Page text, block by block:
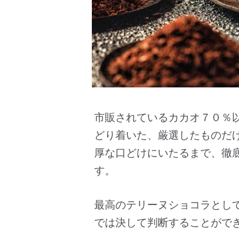
市販されているカカオ７０％
どり着いた、厳選したものだ
厚な口どけにいたるまで、徹
す。
最高のテリーヌショコラとし
では決して判断することがで